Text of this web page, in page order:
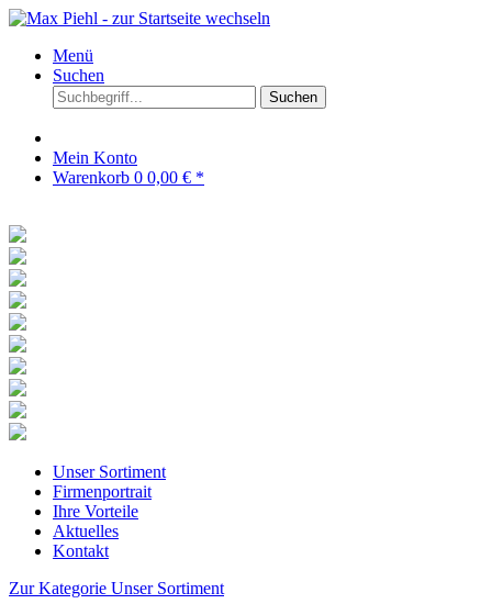
Menü
Suchen
Suchen
Mein Konto
Warenkorb 0 0,00 € *
Unser Sortiment
Firmenportrait
Ihre Vorteile
Aktuelles
Kontakt
Zur Kategorie Unser Sortiment